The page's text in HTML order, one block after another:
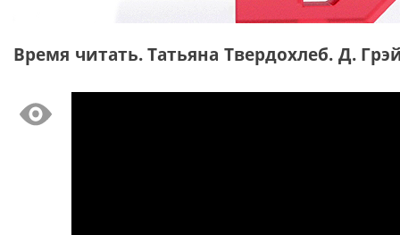
Время читать. Татьяна Твердохлеб. Д.